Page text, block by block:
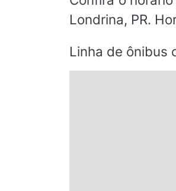
São Paulo
Rio de Janeiro
Londrina, PR.
Linha de ônibus